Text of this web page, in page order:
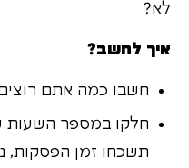
לא?
איך לחשב?
חשבו כמה אתם
חלקו במספר השעות
תשכחו זמן הפסקות,